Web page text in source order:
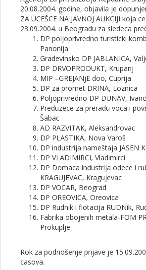
20.08.2004. godine, objavila je
ZA UCEŠCE NA JAVNOJ AUKCIJI koja
23.09.2004. u Beogradu za sledeca
DP poljoprivredno turisticki
Panonija
Gradevinsko DP JABLANICA,
DP DRVOPRODUKT, Krupanj
MIP –GREJANjE doo, Cuprija
DP za promet DRINA, Loznica
Poljoprivredno DP DUNAV,
Preduzece za preradu voca i
Šabac
AD RAZVITAK, Aleksandrovac
DP PLASTIKA, Nova Varoš
DP industrija nameštaja JASEN
DP VLADIMIRCI, Vladimirci
DP Domaca industrija odece i
KRAGUJEVAC, Kragujevac
DP VOCAR, Beograd
DP OREOVICA, Oreovica
DP Rudnik i flotacija RUDNik,
Fabrika obojenih metala-FOM
Prokuplje
Rok za podnošenje prijave je
casova.